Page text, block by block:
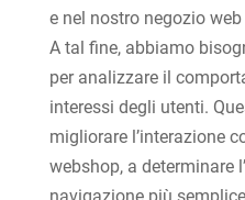
e nel nostro negozio
A tal fine, abbiamo
per analizzare il
interessi degli utenti.
migliorare l’interazione
webshop, a determinare